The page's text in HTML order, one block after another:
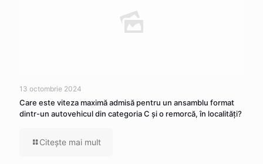
13 octombrie 2024
Care este viteza maximă admisă pentru un ansamblu format
dintr-un autovehicul din categoria C şi o remorcă, în localităţi?
Citeşte mai mult